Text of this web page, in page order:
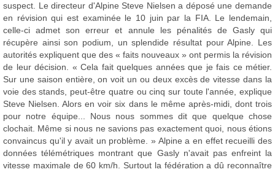
suspect. Le directeur d'Alpine Steve Nielsen a déposé une demande
en révision qui est examinée le 10 juin par la FIA. Le lendemain,
celle-ci admet son erreur et annule les pénalités de Gasly qui
récupère ainsi son podium, un splendide résultat pour Alpine. Les
autorités expliquent que des « faits nouveaux » ont permis la révision
de leur décision. « Cela fait quelques années que je fais ce métier.
Sur une saison entière, on voit un ou deux excès de vitesse dans la
voie des stands, peut-être quatre ou cinq sur toute l'année, explique
Steve Nielsen. Alors en voir six dans le même après-midi, dont trois
pour notre équipe... Nous nous sommes dit que quelque chose
clochait. Même si nous ne savions pas exactement quoi, nous étions
convaincus qu'il y avait un problème. » Alpine a en effet recueilli des
données télémétriques montrant que Gasly n'avait pas enfreint la
vitesse maximale de 60 km/h. Surtout la fédération a dû reconnaître